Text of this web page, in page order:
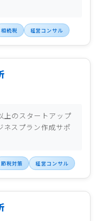
相続税 経営コンサル
上のスタートアップ
ネスプラン作成サポ
節税対策 経営コンサル